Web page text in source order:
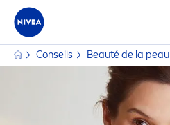
Conseils Beauté de la peau